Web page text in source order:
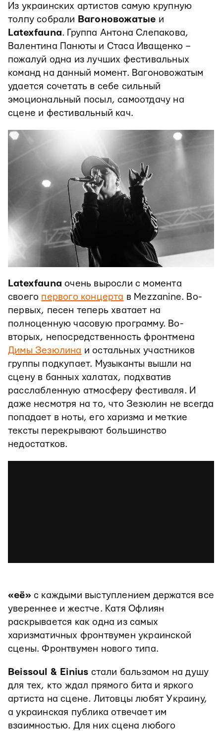
Из украинских артистов самую крупную
толпу собрали Вагоновожатые и
Latexfauna. Группа Антона Слепакова,
Валентина Панюты и Стаса Иващенко –
пожалуй одна из лучших фестивальных
команд на данный момент. Вагоновожатым
удается сочетать в себе сильный
эмоциональный посыл, самоотдачу на
сцене и фестивальный кач.
Latexfauna очень выросли с момента
своего первого концерта в Mezzanine. Во-
первых, песен теперь хватает на
полноценную часовую программу. Во-
вторых, непосредственность фронтмена
Димы Зезюлина и остальных участников
группы подкупает. Музыканты вышли на
сцену в банных халатах, подхватив
расслабленную атмосферу фестиваля. И
даже несмотря на то, что Зезюлин не всегда
попадает в ноты, его харизма и меткие
тексты перекрывают большинство
недостатков.
«её»с каждыми выступлением держатся все
увереннее и жестче. Катя Офлиян
раскрывается как одна из самых
харизматичных фронтвумен украинской
сцены. Фронтвумен нового типа.
Beissoul & Einius стали бальзамом на душу
для тех, кто ждал прямого бита и яркого
артиста на сцене. Литовцы любят Украину,
а украинская публика отвечает им
взаимностью. Для них сцена любого